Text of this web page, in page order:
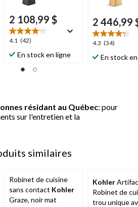
2 108,99 $
4.1 (42)
4.1
étoile(s)
sur
En stock en ligne
2 446,99
4.3 (34)
4.3
étoile(s)
sur
En stock
résidant au Québec: pour
sur l'entretien et la
similaires
Robinet de cuisine
sans contact Kohler
Graze, noir mat
Kohler
Robinet de
trou unique